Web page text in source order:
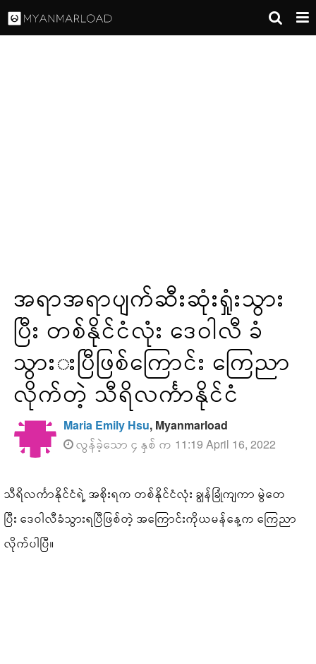
အရာအရာပျက်ဆီးဆုံးရှုံးသွား
ပြီး တစ်နိုင်ငံလုံး ဒေဝါလီ ခံ
သွားးပြီဖြစ်ကြောင်း ကြေညာ
လိုက်တဲ့ သီရိလင်္ကာနိုင်ငံ
Maria Emily Hsu, Myanmarload
လွန်ခဲ့သော ၄ နှစ် က 11:19 April 16, 2022
သီရိလင်္ကာနိုင်ငံရဲ့ အစိုးရက တစ်နိုင်ငံလုံး ချွန်ခြုံကျကာ မွဲတေ
ပြီး ဒေဝါလီခံသွားရပြီဖြစ်တဲ့ အကြောင်းကိုယမန်နေ့က ကြေညာ
လိုက်ပါပြီ။